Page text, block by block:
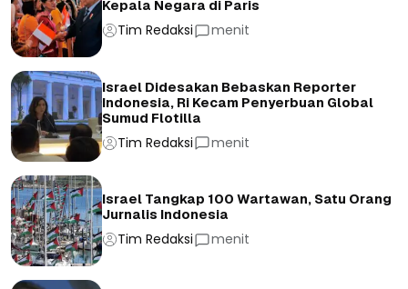
Kepala Negara di Paris
Tim Redaksi menit
Israel Didesakan Bebaskan Reporter
Indonesia, Ri Kecam Penyerbuan Global
Sumud Flotilla
Tim Redaksi menit
Israel Tangkap 100 Wartawan, Satu Orang
Jurnalis Indonesia
Tim Redaksi menit